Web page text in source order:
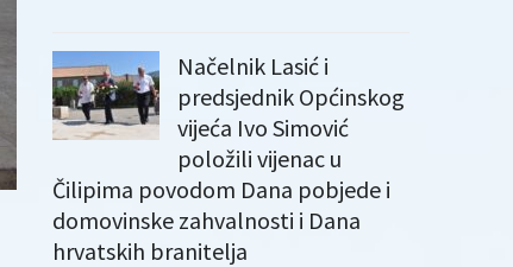
Načelnik Lasić i
predsjednik Općinskog
vijeća Ivo Simović
položili vijenac u
Čilipima povodom Dana pobjede i
domovinske zahvalnosti i Dana
hrvatskih branitelja